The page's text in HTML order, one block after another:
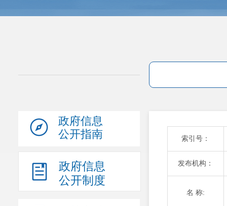
政府信息
公开指南
政府信息
公开制度
索引号：
发布机构：
名 称: